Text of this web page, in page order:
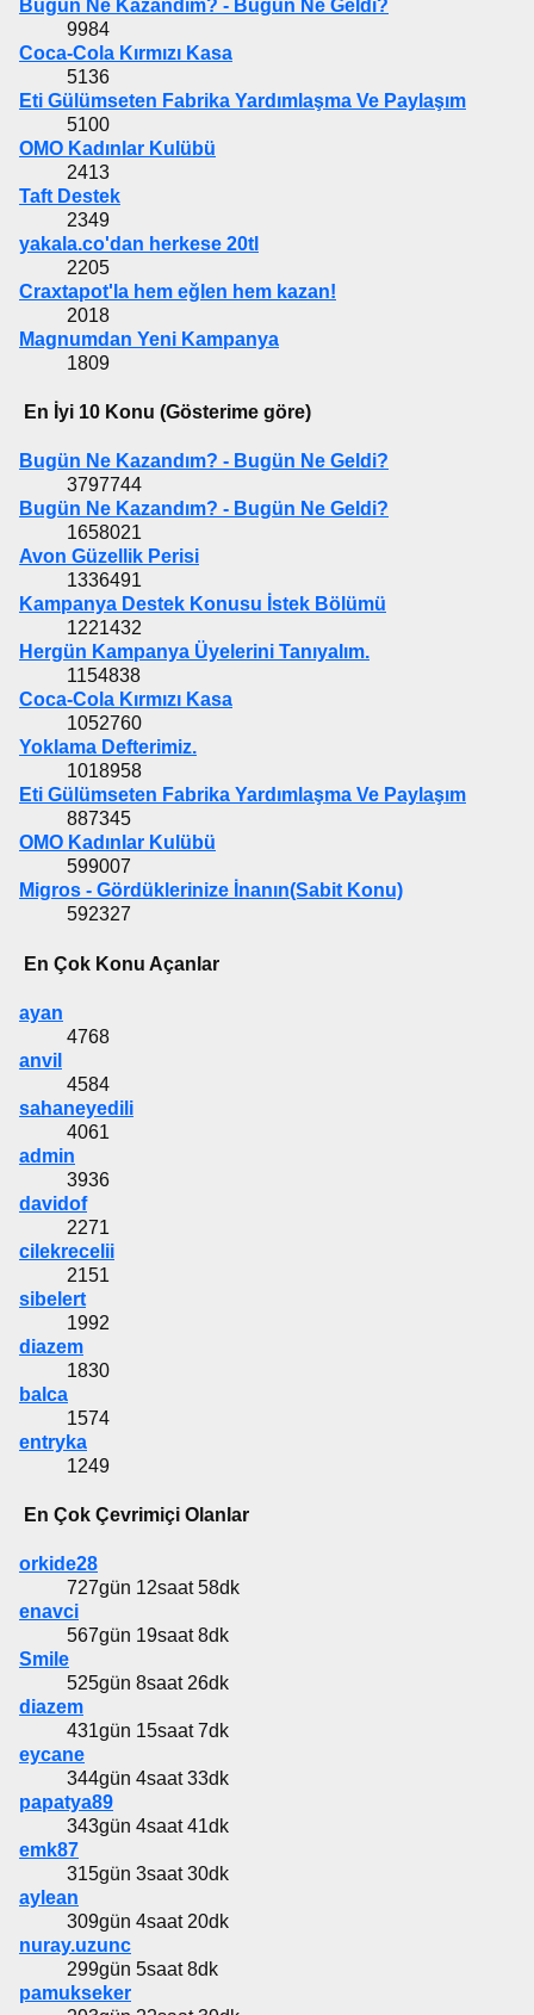
Bugün Ne Kazandım? - Bugün Ne Geldi?
9984
Coca-Cola Kırmızı Kasa
5136
Eti Gülümseten Fabrika Yardımlaşma Ve Paylaşım
5100
OMO Kadınlar Kulübü
2413
Taft Destek
2349
yakala.co'dan herkese 20tl
2205
Craxtapot'la hem eğlen hem kazan!
2018
Magnumdan Yeni Kampanya
1809
En İyi 10 Konu (Gösterime göre)
Bugün Ne Kazandım? - Bugün Ne Geldi?
3797744
Bugün Ne Kazandım? - Bugün Ne Geldi?
1658021
Avon Güzellik Perisi
1336491
Kampanya Destek Konusu İstek Bölümü
1221432
Hergün Kampanya Üyelerini Tanıyalım.
1154838
Coca-Cola Kırmızı Kasa
1052760
Yoklama Defterimiz.
1018958
Eti Gülümseten Fabrika Yardımlaşma Ve Paylaşım
887345
OMO Kadınlar Kulübü
599007
Migros - Gördüklerinize İnanın(Sabit Konu)
592327
En Çok Konu Açanlar
ayan
4768
anvil
4584
sahaneyedili
4061
admin
3936
davidof
2271
cilekrecelii
2151
sibelert
1992
diazem
1830
balca
1574
entryka
1249
En Çok Çevrimiçi Olanlar
orkide28
727gün 12saat 58dk
enavci
567gün 19saat 8dk
Smile
525gün 8saat 26dk
diazem
431gün 15saat 7dk
eycane
344gün 4saat 33dk
papatya89
343gün 4saat 41dk
emk87
315gün 3saat 30dk
aylean
309gün 4saat 20dk
nuray.uzunc
299gün 5saat 8dk
pamukseker